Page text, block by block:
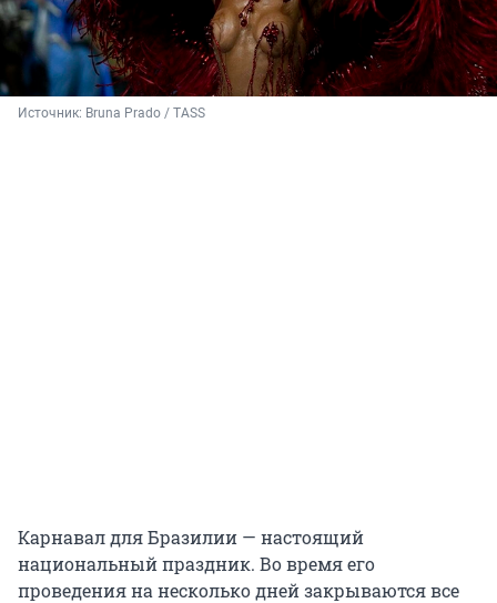
Источник: Bruna Prado / TASS
Карнавал для Бразилии — настоящий
национальный праздник. Во время его
проведения на несколько дней закрываются все